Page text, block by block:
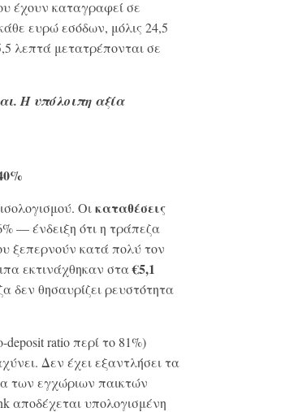
έχουν καταγραφεί σε
ευρώ εσόδων, μόλις 24,5
λεπτά μετατρέπονται σε
Η υπόλοιπη αξία
Οικαταθέσεις
— ένδειξη ότι η τράπεζα
ξεπερνούν κατά πολύ τον
εκτινάχθηκαν στα€5,1
δεν θησαυρίζει ρευστότητα
ratio περί το 81%)
Δεν έχει εξαντλήσει τα
των εγχώριων παικτών
αποδέχεται υπολογισμένη